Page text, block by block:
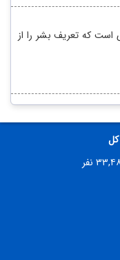
است که تعریف بشر را از
کل
نفر